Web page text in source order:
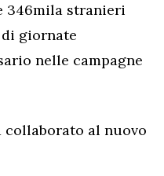
346mila stranieri
di giornate
nelle campagne
collaborato al nuovo